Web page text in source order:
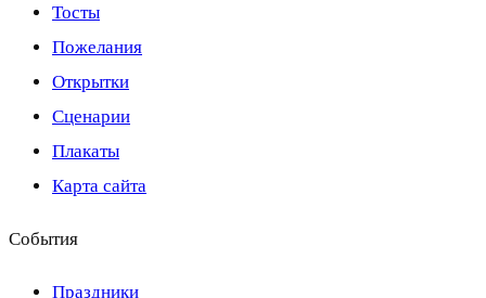
Тосты
Пожелания
Открытки
Сценарии
Плакаты
Карта сайта
События
Праздники